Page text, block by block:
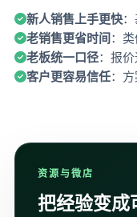
新人销售上手更快
老销售更省时间：
老板统一口径：报
客户更容易信任：
资源与微店
把经验变成